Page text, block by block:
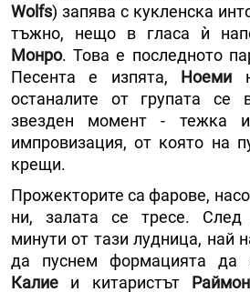
Wolfs) запява с кукленска
тъжно, нещо в гласа ѝ
Монро. Това е последното
Песента е изпята, Ноеми
останалите от групата се
звезден момент - тежка
импровизация, от която на
крещи.
Прожекторите са фарове,
ни, залата се тресе. След
минути от тази лудница, най
да пуснем формацията
Калие и китаристът